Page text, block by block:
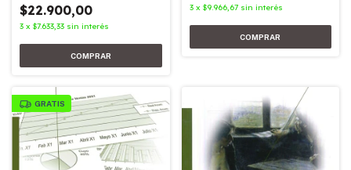
$22.900,00
3 x $7.633,33 sin interés
3 x $9.966,67 sin interés
GRATIS